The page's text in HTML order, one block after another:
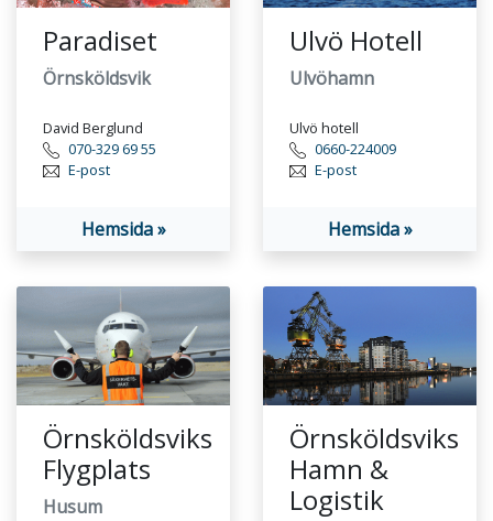
Paradiset
Örnsköldsvik
David Berglund
070-329 69 55
E-post
Hemsida »
Ulvö Hotell
Ulvöhamn
Ulvö hotell
0660-224009
E-post
Hemsida »
Örnsköldsviks
Flygplats
Husum
Örnsköldsviks
Hamn &
Logistik